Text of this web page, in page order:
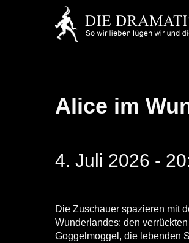
Alice im
4. Juli 2026 -
Die Zuschauer spazieren mit
Wunderlandes: den
Goggelmoggel, die lebenden